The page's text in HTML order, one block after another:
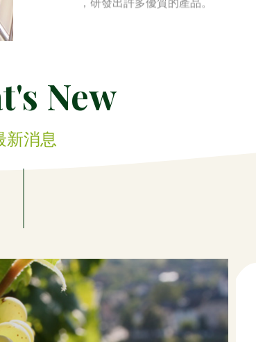
，研發出許多優質的產品。
New
新消息